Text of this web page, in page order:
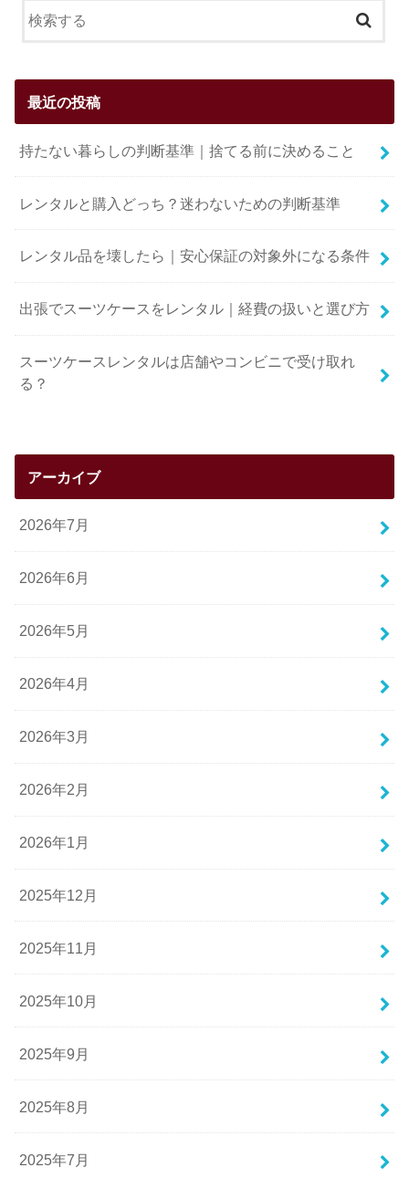
最近の投稿
持たない暮らしの判断基準｜捨てる前に決めること
レンタルと購入どっち？迷わないための判断基準
レンタル品を壊したら｜安心保証の対象外になる条件
出張でスーツケースをレンタル｜経費の扱いと選び方
スーツケースレンタルは店舗やコンビニで受け取れ
る？
アーカイブ
2026年7月
2026年6月
2026年5月
2026年4月
2026年3月
2026年2月
2026年1月
2025年12月
2025年11月
2025年10月
2025年9月
2025年8月
2025年7月